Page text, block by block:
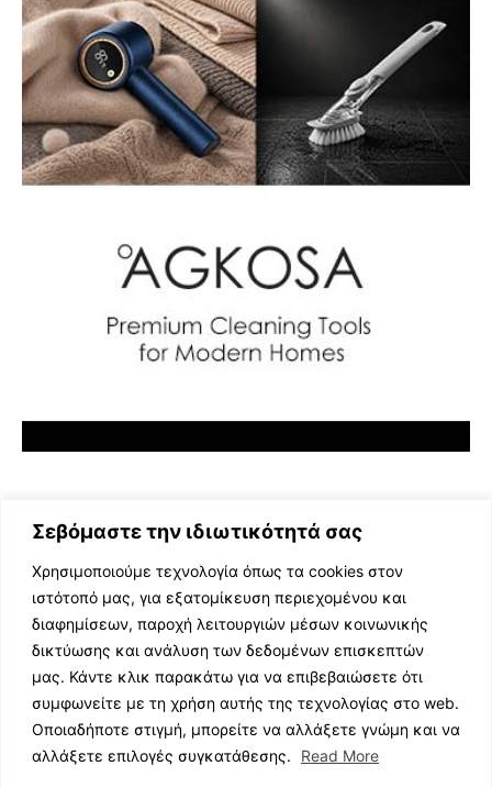
Σεβόμαστε την ιδιωτικότητά σας
Χρησιμοποιούμε τεχνολογία όπως τα cookies στον
ιστότοπό μας, για εξατομίκευση περιεχομένου και
διαφημίσεων, παροχή λειτουργιών μέσων κοινωνικής
δικτύωσης και ανάλυση των δεδομένων επισκεπτών
μας. Κάντε κλικ παρακάτω για να επιβεβαιώσετε ότι
συμφωνείτε με τη χρήση αυτής της τεχνολογίας στο web.
Οποιαδήποτε στιγμή, μπορείτε να αλλάξετε γνώμη και να
αλλάξετε επιλογές συγκατάθεσης.
Read More
ΕΛΛΗΝΙΚΗ ΜΟΥΣΙΚΗ
TV SHOWS
EVENTS
ΘΕΑΤΡΟ
ΔΙΑΓΩΝΙΣΜΟΙ